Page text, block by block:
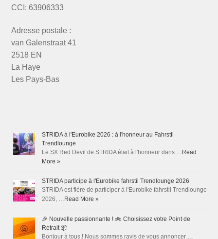
CCI: 63906333
Adresse postale :
van Galenstraat 41
2518 EN
La Haye
Les Pays-Bas
STRIDA à l'Eurobike 2026 : à l'honneur au Fahrstil
Trendlounge
Le SX Red Devil de STRIDA était à l'honneur dans … Read
More »
STRIDA participe à l'Eurobike fahrstil Trendlounge 2026
STRIDA est fière de participer à l'Eurobike fahrstil Trendlounge
2026, … Read More »
🎉 Nouvelle passionnante ! 🚲 Choisissez votre Point de
Retrait 📦
Bonjour à tous ! Nous sommes ravis de vous annoncer …